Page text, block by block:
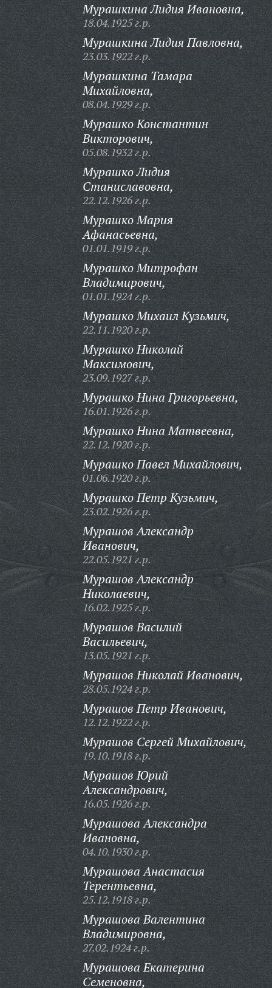
Мурашкина Лидия Ивановна,
18.04.1925 г.р.
Мурашкина Лидия Павловна,
23.03.1922 г.р.
Мурашкина Тамара
Михайловна,
08.04.1929 г.р.
Мурашко Константин
Викторович,
05.08.1932 г.р.
Мурашко Лидия
Станиславовна,
22.12.1926 г.р.
Мурашко Мария
Афанасьевна,
01.01.1919 г.р.
Мурашко Митрофан
Владимирович,
01.01.1924 г.р.
Мурашко Михаил Кузьмич,
22.11.1920 г.р.
Мурашко Николай
Максимович,
23.09.1927 г.р.
Мурашко Нина Григорьевна,
16.01.1926 г.р.
Мурашко Нина Матвеевна,
22.12.1920 г.р.
Мурашко Павел Михайлович,
01.06.1920 г.р.
Мурашко Петр Кузьмич,
23.02.1926 г.р.
Мурашов Александр
Иванович,
22.05.1921 г.р.
Мурашов Александр
Николаевич,
16.02.1925 г.р.
Мурашов Василий
Васильевич,
13.05.1921 г.р.
Мурашов Николай Иванович,
28.05.1924 г.р.
Мурашов Петр Иванович,
12.12.1922 г.р.
Мурашов Сергей Михайлович,
19.10.1918 г.р.
Мурашов Юрий
Александрович,
16.05.1926 г.р.
Мурашова Александра
Ивановна,
04.10.1930 г.р.
Мурашова Анастасия
Терентьевна,
25.12.1918 г.р.
Мурашова Валентина
Владимировна,
27.02.1924 г.р.
Мурашова Екатерина
Семеновна,